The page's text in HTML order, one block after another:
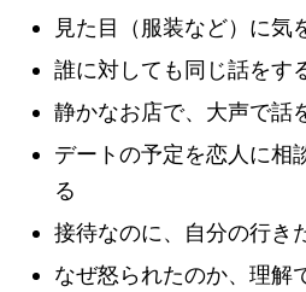
見た目（服装など）に気
誰に対しても同じ話をす
静かなお店で、大声で話
デートの予定を恋人に相
る
接待なのに、自分の行き
なぜ怒られたのか、理解